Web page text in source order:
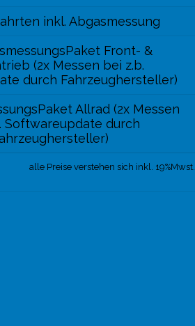
inkl. Abgasmessung
Front- &
(2x Messen bei z.b.
durch Fahrzeughersteller)
Allrad (2x Messen
Softwareupdate durch
alle Preise verstehen sich inkl. 19%Mwst.